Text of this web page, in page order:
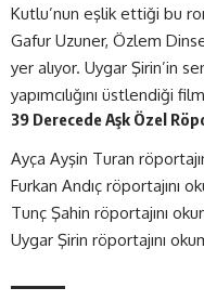
Kutlu’nun eşlik ettiği bu
Gafur Uzuner, Özlem
yer alıyor. Uygar Şirin’in
yapımcılığını üstlendiği
39 Derecede Aşk Özel
Ayça Ayşin Turan
Furkan Andıç röportajını
Tunç Şahin röportajını
Uygar Şirin röportajını